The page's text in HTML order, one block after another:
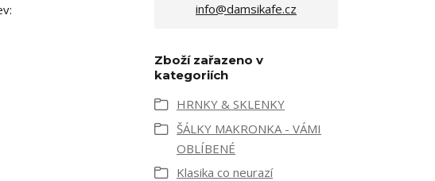
info@damsikafe.cz
Zboží zařazeno v
kategoriích
HRNKY & SKLENKY
ŠÁLKY MAKRONKA - VÁMI
OBLÍBENÉ
Klasika co neurazí